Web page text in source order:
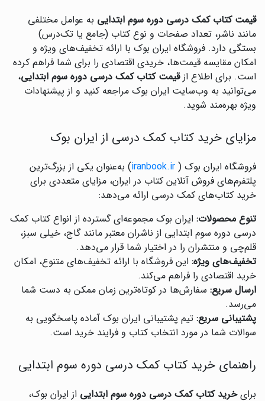
قیمت کتاب کمک درسی دوره سوم ابتدایی به عوامل مختلفی
مانند ناشر، تعداد صفحات و نوع کتاب (جامع یا تک‌درس)
بستگی دارد. فروشگاه ایران بوک با ارائه تخفیف‌های ویژه و
امکان مقایسه قیمت‌ها، خریدی اقتصادی را برای شما فراهم کرده
است. برای اطلاع ازقیمت کتاب کمک درسی دوره سوم ابتدایی،
می‌توانید به وب‌سایت ایران بوک مراجعه کنید و از پیشنهادات
ویژه بهره‌مند شوید.
مزایای خرید کتاب کمک درسی از ایران بوک
فروشگاه ایران بوک ( iranbook.ir) به‌عنوان یکی از بزرگ‌ترین
پلتفرم‌های فروش آنلاین کتاب در ایران، مزایای متعددی برای
خرید کتاب‌های کمک درسی ارائه می‌دهد:
تنوع محصولات: ایران بوک مجموعه‌ای گسترده از انواع کتاب کمک
درسی دوره سوم ابتدایی از ناشران معتبر مانند گاج، خیلی سبز،
قلم‌چی و منتشران را در اختیار شما قرار می‌دهد.
تخفیف‌های ویژه: این فروشگاه با ارائه تخفیف‌های متنوع، امکان
خرید اقتصادی را فراهم می‌کند.
ارسال سریع: سفارش‌ها در کوتاه‌ترین زمان ممکن به دست شما
می‌رسد.
پشتیبانی سریع: تیم پشتیبانی ایران بوک آماده پاسخگویی به
سوالات شما در مورد انتخاب کتاب و فرایند خرید است.
راهنمای خرید کتاب کمک درسی دوره سوم ابتدایی
برایخرید کتاب کمک درسی دوره سوم ابتدایی از ایران بوک،